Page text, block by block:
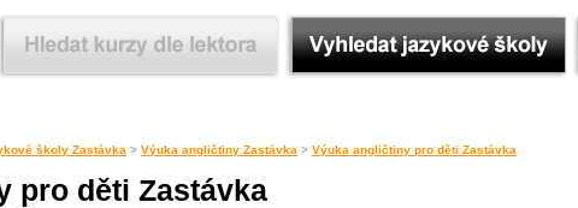
školy Zastávka > Výuka angličtiny Zastávka > Výuka angličtiny pro děti Zastávka
pro děti Zastávka